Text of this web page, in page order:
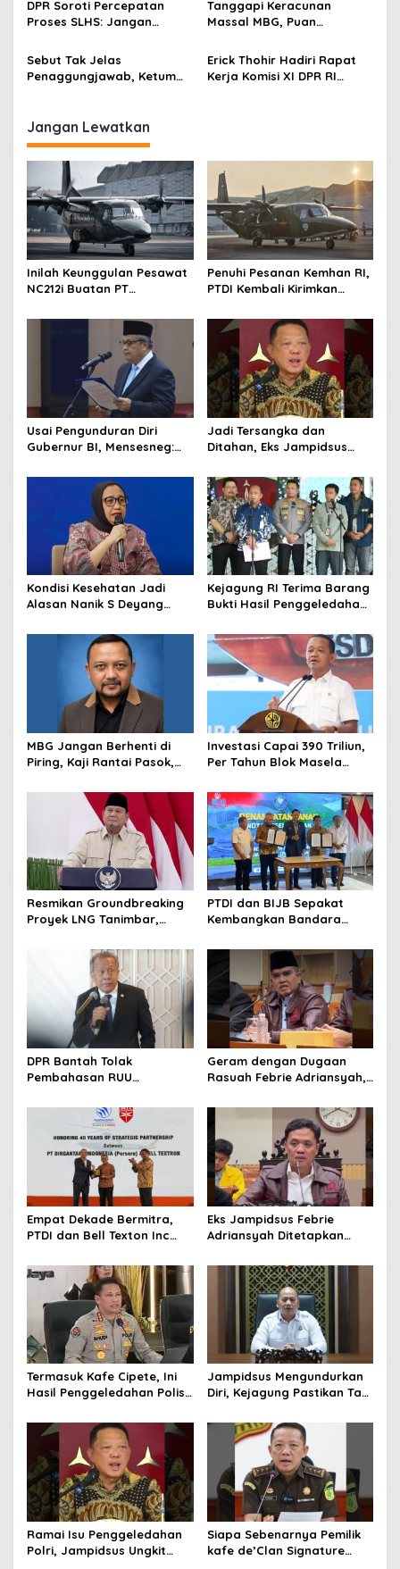
DPR Soroti Percepatan
Proses SLHS: Jangan
Tanggapi Keracunan
Massal MBG, Puan
Evaluasi dari Hulu
Sebut Tak Jelas
Penaggungjawab, Ketum
Erick Thohir Hadiri Rapat
Kerja Komisi XI DPR RI
Jangan Lewatkan
Inilah Keunggulan Pesawat
NC212i Buatan PT
Dukung Berbagai Operasi
Penuhi Pesanan Kemhan RI,
PTDI Kembali Kirimkan
Pangkalan TNI AU
Usai Pengunduran Diri
Gubernur BI, Mensesneg:
Pemberhentian dengan
Jadi Tersangka dan
Ditahan, Eks Jampidsus
Kriminalisasi
Kondisi Kesehatan Jadi
Alasan Nanik S Deyang
Tunjuk Wamentan
Sudaryono
Kejagung RI Terima Barang
Bukti Hasil Penggeledahan
Keaslian
MBG Jangan Berhenti di
Piring, Kaji Rantai Pasok,
Ekonomi Lokal
Investasi Capai 390 Triliun,
Per Tahun Blok Masela
Juta Ton LNG
Resmikan Groundbreaking
Proyek LNG Tanimbar,
Nantikan 28 Tahun
PTDI dan BIJB Sepakat
Kembangkan Bandara
Industri Kedirgantaraan
Nasional
DPR Bantah Tolak
Pembahasan RUU
Geram dengan Dugaan
Rasuah Febrie Adriansyah,
Jampidsus Dihukum Mati
Empat Dekade Bermitra,
PTDI dan Bell Texton Inc
Kembangkan Industri
Helikopter
Eks Jampidsus Febrie
Adriansyah Ditetapkan
Kejagung Rajut Kongsi
Termasuk Kafe Cipete, Ini
Hasil Penggeledahan Polisi
Jampidsus Mengundurkan
Diri, Kejagung Pastikan Tak
Hukum di Gedung Bundar
Ramai Isu Penggeledahan
Polri, Jampidsus Ungkit
Siapa Sebenarnya Pemilik
kafe de’Clan Signature